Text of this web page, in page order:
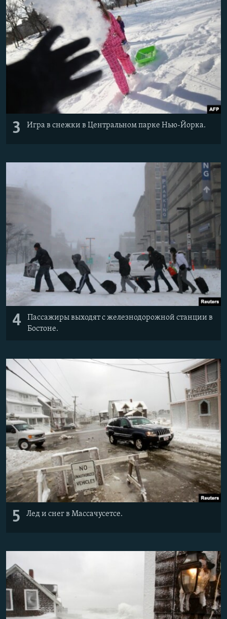
3 Игра в снежки в Центральном парке Нью-Йорка.
4
Пассажиры выходят с железнодорожной станции в
Бостоне.
5 Лед и снег в Массачусетсе.